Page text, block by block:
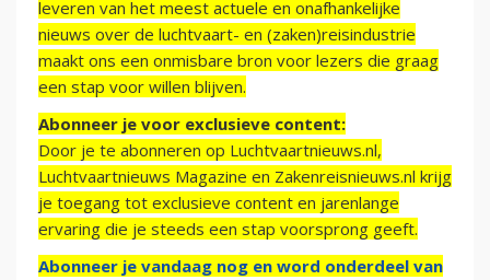
leveren van het meest actuele en onafhankelijke
nieuws over de luchtvaart- en (zaken)reisindustrie
maakt ons een onmisbare bron voor lezers die graag
een stap voor willen blijven.
Abonneer je voor exclusieve content:
Door je te abonneren op Luchtvaartnieuws.nl,
Luchtvaartnieuws Magazine en Zakenreisnieuws.nl krijg
je toegang tot exclusieve content en jarenlange
ervaring die je steeds een stap voorsprong geeft.
Abonneer je vandaag nog en word onderdeel van